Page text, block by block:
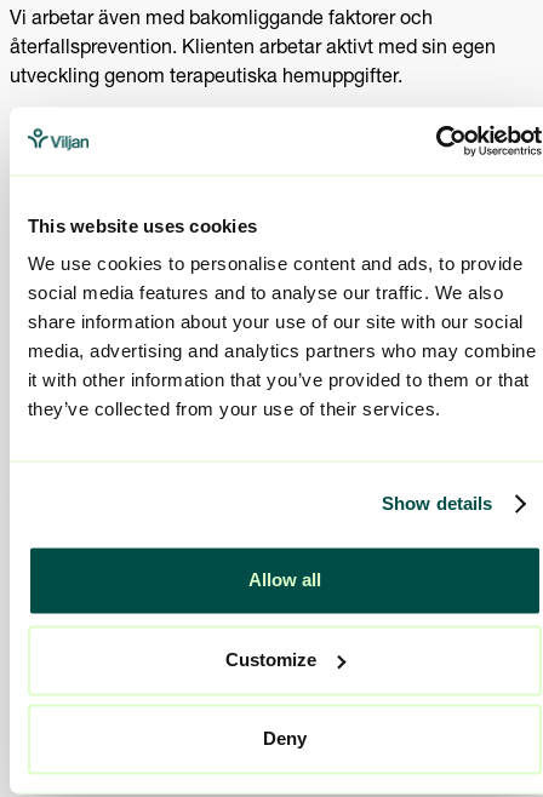
This website uses cookies
We use cookies to personalise content and ads, to provide
social media features and to analyse our traffic. We also
share information about your use of our site with our social
media, advertising and analytics partners who may combine
it with other information that you’ve provided to them or that
they’ve collected from your use of their services.
Show details
Allow all
Customize
Deny
Vi arbetar även med bakomliggande faktorer och
återfallsprevention. Klienten arbetar aktivt med sin egen
utveckling genom terapeutiska hemuppgifter.
Kriminalitet
Kriminalitet som livsstil, utvecklat av Gunnar Bergström.
Kriminalitet är ofta kopplat till missbruk men behöver också
behandlas separat. Fokus ligger på att identifiera drivkrafter
och kriminella tankemönster samt att arbeta med de
beteendemönster som upprätthåller kriminalitet.
Arbetet fokuserar på att kartlägga tankar, känslor och
alternativa sätt att agera och utveckla nya strategier för att
påverkar andra och skapa en djupare förståelse för
konsekvenserna.
Livsteman